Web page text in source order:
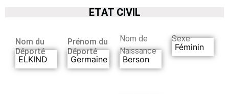
ETAT CIVIL
Nom du
Déporté
ELKIND
Prénom du
Déporté
Germaine
Nom de
Naissance
Berson
Sexe
Féminin